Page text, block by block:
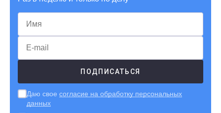
Даю свое согласие на обработку персональных
данных